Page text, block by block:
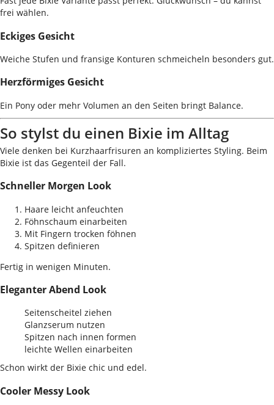
frei wählen.
Eckiges Gesicht
Weiche Stufen und fransige Konturen schmeicheln besonders gut.
Herzförmiges Gesicht
Ein Pony oder mehr Volumen an den Seiten bringt Balance.
So stylst du einen Bixie im Alltag
Viele denken bei Kurzhaarfrisuren an kompliziertes Styling. Beim
Bixie ist das Gegenteil der Fall.
Schneller Morgen Look
Haare leicht anfeuchten
Föhnschaum einarbeiten
Mit Fingern trocken föhnen
Spitzen definieren
Fertig in wenigen Minuten.
Eleganter Abend Look
Seitenscheitel ziehen
Glanzserum nutzen
Spitzen nach innen formen
leichte Wellen einarbeiten
Schon wirkt der Bixie chic und edel.
Cooler Messy Look